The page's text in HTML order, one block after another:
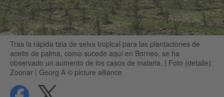
Tras la rápida tala de selva tropical para las plantaciones de
aceite de palma, como sucede aquí en Borneo, se ha
observado un aumento de los casos de malaria. | Foto (detalle):
Zoonar | Georg A © picture alliance
compartircompartir